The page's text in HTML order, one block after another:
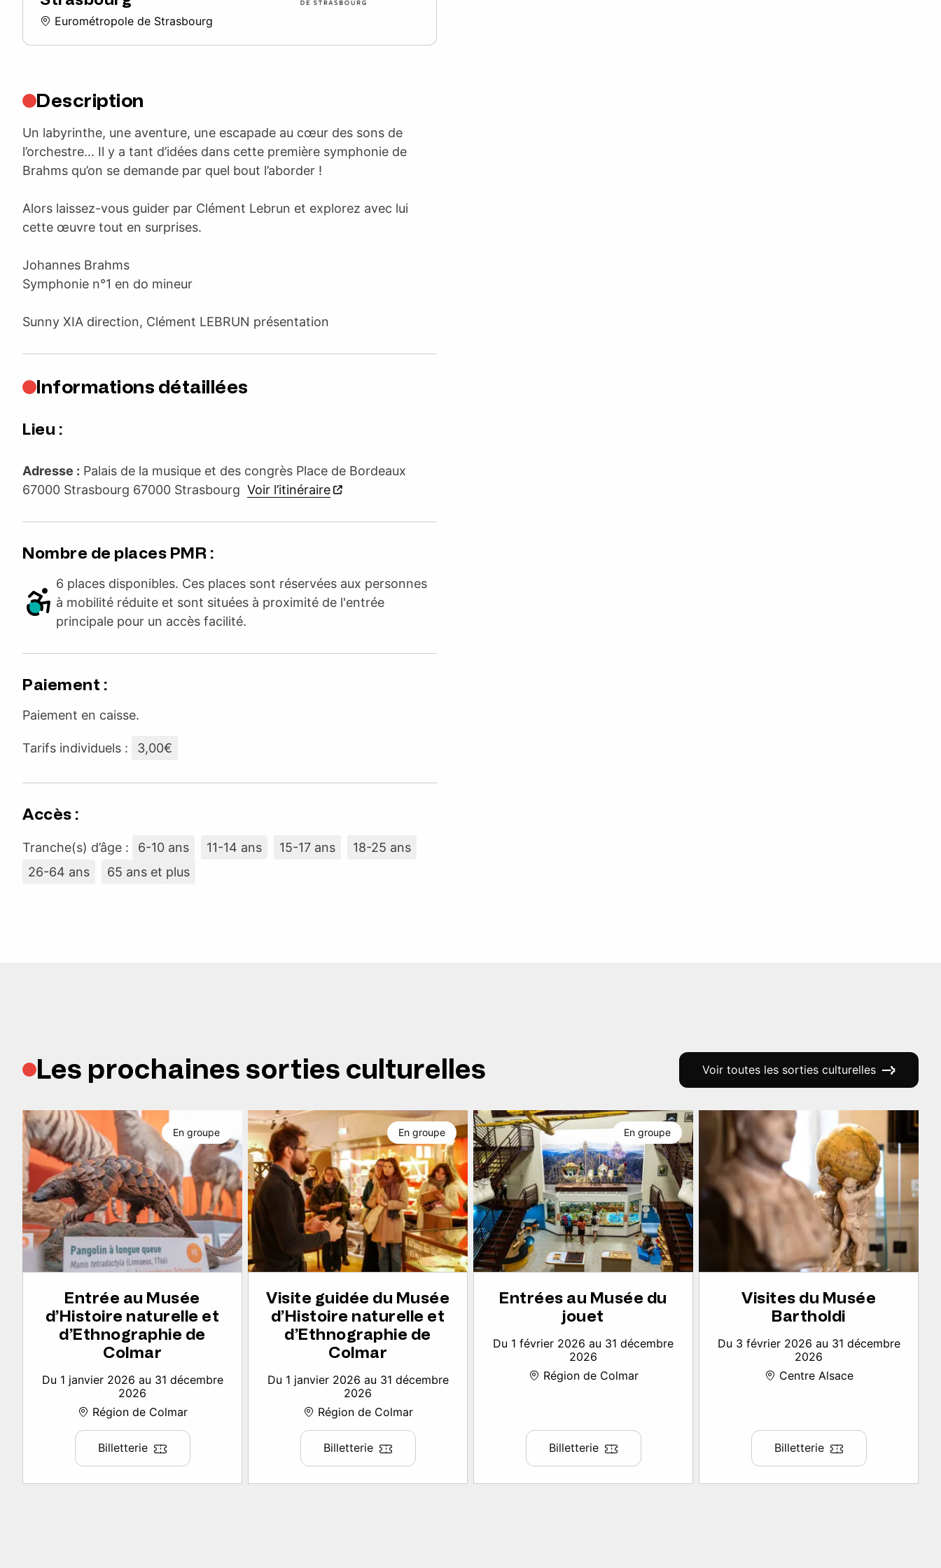
Eurométropole de Strasbourg
Description
Un labyrinthe, une aventure, une escapade au cœur des sons de
l’orchestre… Il y a tant d’idées dans cette première symphonie de
Brahms qu’on se demande par quel bout l’aborder !
Alors laissez-vous guider par Clément Lebrun et explorez avec lui
cette œuvre tout en surprises.
Johannes Brahms
Symphonie n°1 en do mineur
Sunny XIA direction, Clément LEBRUN présentation
Informations détaillées
Lieu :
Adresse : Palais de la musique et des congrès Place de Bordeaux
67000 Strasbourg 67000 Strasbourg Voir l’itinéraire
Nombre de places PMR :
6 places disponibles. Ces places sont réservées aux personnes
à mobilité réduite et sont situées à proximité de l'entrée
principale pour un accès facilité.
Paiement :
Paiement en caisse.
Tarifs individuels : 3,00€
Accès :
Tranche(s) d’âge : 6-10 ans 11-14 ans 15-17 ans
18-25 ans
26-64 ans
65 ans et plus
Les prochaines sorties culturelles Voir toutes les sorties culturelles
Entrée au Musée
d’Histoire naturelle et
d’Ethnographie de
Colmar
Du 1 janvier 2026 au 31 décembre
2026
Région de Colmar
Billetterie
En groupe
Visite guidée du Musée
d’Histoire naturelle et
d’Ethnographie de
Colmar
Du 1 janvier 2026 au 31 décembre
2026
Région de Colmar
Billetterie
En groupe
Entrées au Musée du
jouet
Du 1 février 2026 au 31 décembre
2026
Région de Colmar
Billetterie
En groupe
Visites du Musée
Bartholdi
Du 3 février 2026 au 31 décembre
2026
Centre Alsace
Billetterie